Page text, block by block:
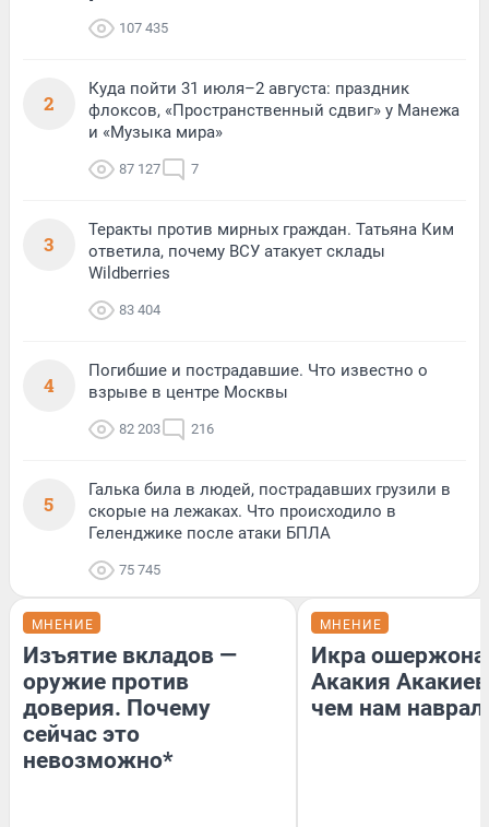
107 435
2
Куда пойти 31 июля–2 августа: праздник
флоксов, «Пространственный сдвиг» у Манежа
и «Музыка мира»
87 127 7
3
Теракты против мирных граждан. Татьяна Ким
ответила, почему ВСУ атакует склады
Wildberries
83 404
4
Погибшие и пострадавшие. Что известно о
взрыве в центре Москвы
82 203 216
5
Галька била в людей, пострадавших грузили в
скорые на лежаках. Что происходило в
Геленджике после атаки БПЛА
75 745
МНЕНИЕ
Изъятие вкладов —
оружие против
доверия. Почему
сейчас это
невозможно*
МНЕНИЕ
Икра
Акакия
чем нам